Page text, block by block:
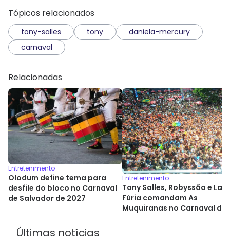
Tópicos relacionados
tony-salles tony
daniela-mercury
carnaval
Relacionadas
Entretenimento
Olodum define tema para
desfile do bloco no Carnaval
de Salvador de 2027
Entretenimento
Tony Salles, Robyssão e La
Fúria comandam As
Muquiranas no Carnaval de
Últimas notícias